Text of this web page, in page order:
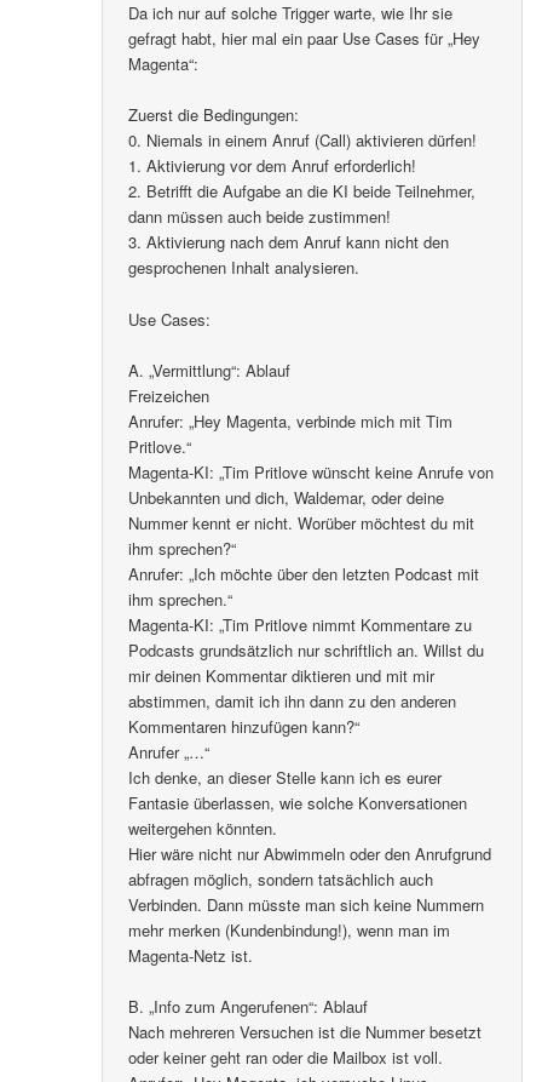
Da ich nur auf solche Trigger warte, wie Ihr sie
gefragt habt, hier mal ein paar Use Cases für „Hey
Magenta“:
Zuerst die Bedingungen:
0. Niemals in einem Anruf (Call) aktivieren dürfen!
1. Aktivierung vor dem Anruf erforderlich!
2. Betrifft die Aufgabe an die KI beide Teilnehmer,
dann müssen auch beide zustimmen!
3. Aktivierung nach dem Anruf kann nicht den
gesprochenen Inhalt analysieren.
Use Cases:
A. „Vermittlung“: Ablauf
Freizeichen
Anrufer: „Hey Magenta, verbinde mich mit Tim
Pritlove.“
Magenta-KI: „Tim Pritlove wünscht keine Anrufe von
Unbekannten und dich, Waldemar, oder deine
Nummer kennt er nicht. Worüber möchtest du mit
ihm sprechen?“
Anrufer: „Ich möchte über den letzten Podcast mit
ihm sprechen.“
Magenta-KI: „Tim Pritlove nimmt Kommentare zu
Podcasts grundsätzlich nur schriftlich an. Willst du
mir deinen Kommentar diktieren und mit mir
abstimmen, damit ich ihn dann zu den anderen
Kommentaren hinzufügen kann?“
Anrufer „…“
Ich denke, an dieser Stelle kann ich es eurer
Fantasie überlassen, wie solche Konversationen
weitergehen könnten.
Hier wäre nicht nur Abwimmeln oder den Anrufgrund
abfragen möglich, sondern tatsächlich auch
Verbinden. Dann müsste man sich keine Nummern
mehr merken (Kundenbindung!), wenn man im
Magenta-Netz ist.
B. „Info zum Angerufenen“: Ablauf
Nach mehreren Versuchen ist die Nummer besetzt
oder keiner geht ran oder die Mailbox ist voll.